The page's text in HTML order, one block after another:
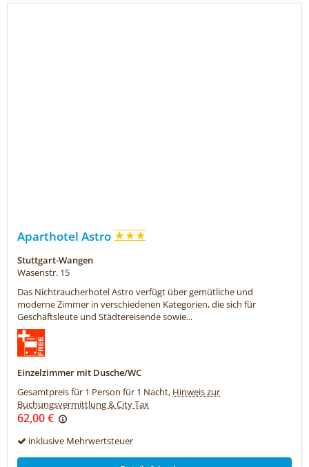
Aparthotel Astro
Stuttgart-Wangen
Wasenstr. 15
Das Nichtraucherhotel Astro verfügt über gemütliche und
moderne Zimmer in verschiedenen Kategorien, die sich für
Geschäftsleute und Städtereisende sowie...
Einzelzimmer mit Dusche/WC
Gesamtpreis für 1 Person für 1 Nacht, Hinweis zur
Buchungsvermittlung & City Tax
62,00 €
inklusive Mehrwertsteuer